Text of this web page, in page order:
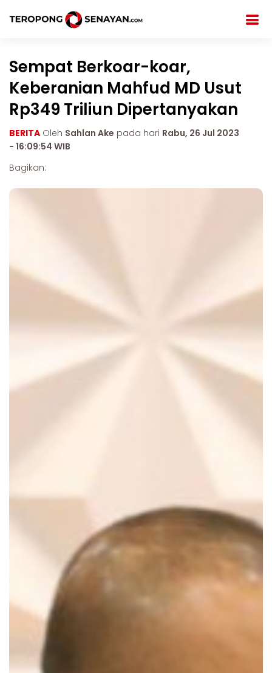
Sempat Berkoar-koar,
Keberanian Mahfud MD Usut
Rp349 Triliun Dipertanyakan
BERITA Oleh Sahlan Ake pada hari Rabu, 26 Jul 2023
- 16:09:54 WIB
Bagikan: